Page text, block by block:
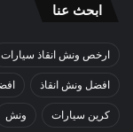
ابحث عنا
ارخص ونش انقاذ سيارات
افضل ونش انقاذ
كرين سيارات ونش